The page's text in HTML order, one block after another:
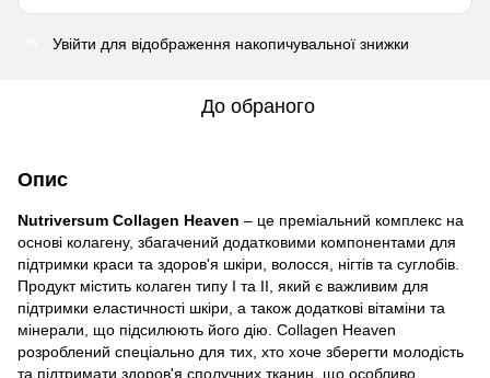
Увійти для відображення накопичувальної знижки
До обраного
Опис
Nutriversum Collagen Heaven – це преміальний комплекс на
основі колагену, збагачений додатковими компонентами для
підтримки краси та здоров'я шкіри, волосся, нігтів та суглобів.
Продукт містить колаген типу I та II, який є важливим для
підтримки еластичності шкіри, а також додаткові вітаміни та
мінерали, що підсилюють його дію. Collagen Heaven
розроблений спеціально для тих, хто хоче зберегти молодість
та підтримати здоров'я сполучних тканин, що особливо